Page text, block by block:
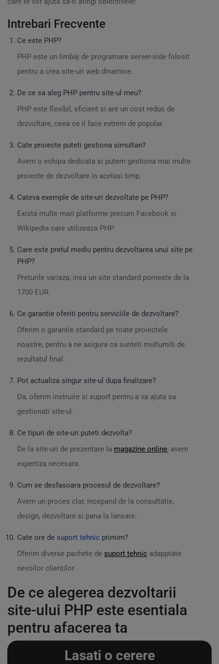
Intrebari Frecvente
Ce este PHP?
PHP este un limbaj de programare server-side folosit
pentru a crea site-uri web dinamice.
De ce sa aleg PHP pentru site-ul meu?
PHP este flexibil, eficient si are un cost redus de
dezvoltare, ceea ce il face extrem de popular.
Cate proiecte puteti gestiona simultan?
Avem o echipa dedicata si putem gestiona mai multe
proiecte de dezvoltare in acelasi timp.
Cateva exemple de site-uri dezvoltate pe PHP?
Exista multe mari platforme precum Facebook si
Wikipedia care utilizeaza PHP.
Care este pretul mediu pentru dezvoltarea unui site pe
PHP?
Preturile variaza, insa un site standard porneste de la
1700 EUR.
Ce garantie oferiti pentru serviciile de dezvoltare?
Oferim o garantie standard pe toate proiectele
noastre, pentru a ne asigura ca sunteti multumiti de
rezultatul final.
Pot actualiza singur site-ul dupa finalizare?
Da, oferim instruire si suport pentru a va ajuta sa
gestionati site-ul.
Ce tipuri de site-uri puteti dezvolta?
De la site-uri de prezentare la magazine online, avem
expertiza necesara.
Cum se desfasoara procesul de dezvoltare?
Avem un proces clar, incepand de la consultatie,
design, dezvoltare si pana la lansare.
Cate ore de suport tehnic primim?
Oferim diverse pachete de suport tehnic adapptate
nevoilor clientilor.
De ce alegerea dezvoltarii
site-ului PHP este esentiala
pentru afacerea ta
Lasati o cerere